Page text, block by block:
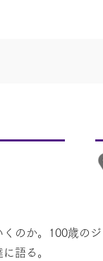
のか。100歳の
語る。